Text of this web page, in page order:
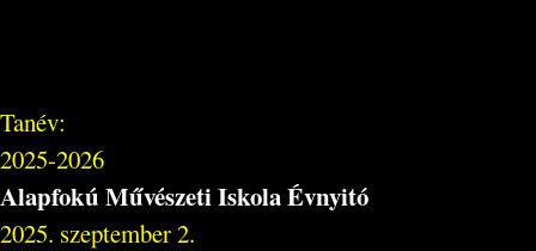
Tanév:
2025-2026
Alapfokú Művészeti Iskola Évnyitó
2025. szeptember 2.